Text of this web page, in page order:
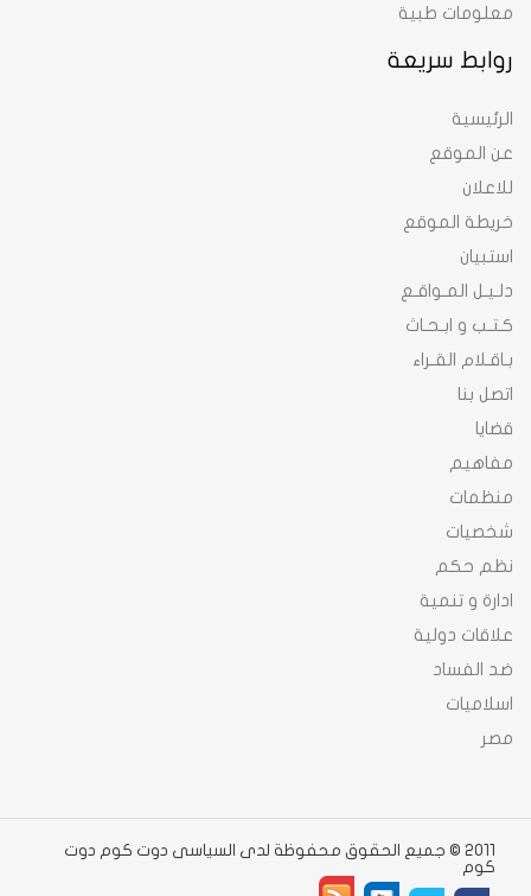
روابط سريعة
الرئيسية
عن الموقع
للاعلان
خريطة الموقع
استبيان
دلـيـل المـواقـع
كـتـب و ابـحـاث
بـاقـلام القـراء
اتصل بنا
قضايا
مفاهيم
منظمات
شخصيات
نظم حكم
ادارة و تنمية
علاقات دولية
ضد الفساد
اسلاميات
مصر
معلومات طبية
2011 © جميع الحقوق محفوظة لدى السياسى دوت كوم دوت
كوم